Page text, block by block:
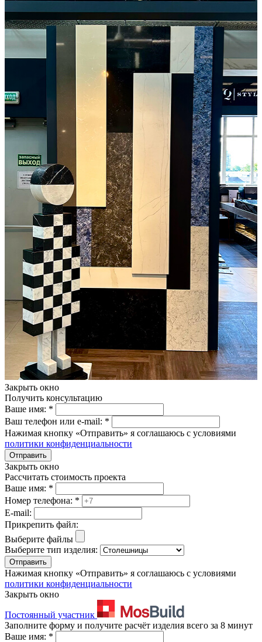
Закрыть окно
Получить консультацию
Ваше имя: *
Ваш телефон или e-mail: *
Нажимая кнопку «Отправить» я соглашаюсь с условиями
политики конфиденциальности
Отправить
Закрыть окно
Рассчитать стоимость проекта
Ваше имя: *
Номер телефона: *
E-mail:
Прикрепить файл:
Выберите файлы
Выберите тип изделия:
Отправить
Нажимая кнопку «Отправить» я соглашаюсь с условиями
политики конфиденциальности
Закрыть окно
Постоянный участник
Заполните форму и получите расчёт изделия всего за 8 минут
Ваше имя: *